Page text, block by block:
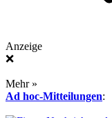
Anzeige
❌
Mehr »
Ad hoc-Mitteilungen: